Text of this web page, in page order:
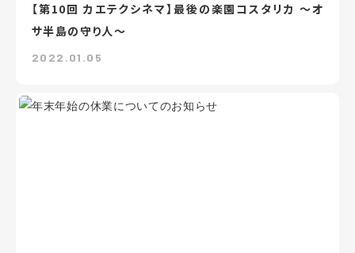
【第10回 カエテクシネマ】最後の楽園コスタリカ ～オ
サ半島の守り人～
2022.01.05